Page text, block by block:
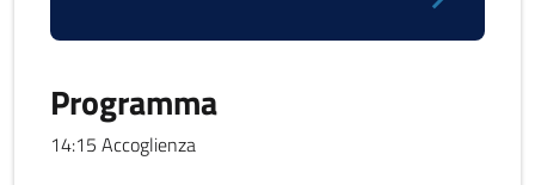
Programma
14:15 Accoglienza